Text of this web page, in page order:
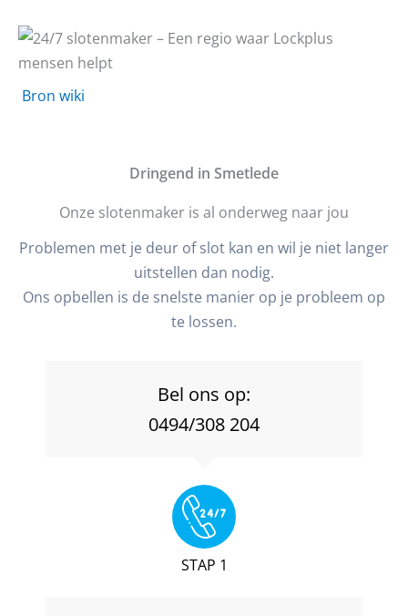
Bron wiki
Dringend in Smetlede
Onze slotenmaker is al onderweg naar jou
Problemen met je deur of slot kan en wil je niet langer
uitstellen dan nodig.
Ons opbellen is de snelste manier op je probleem op
te lossen.
Bel ons op:
0494/308 204
STAP 1